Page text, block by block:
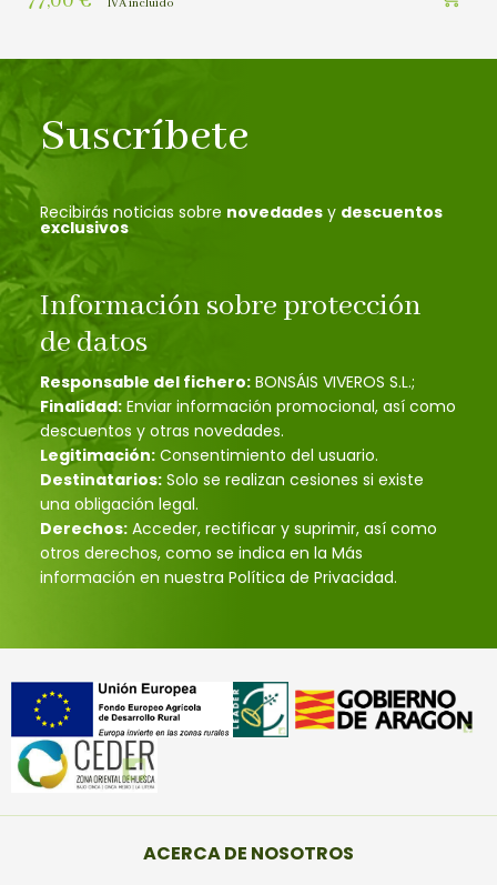
IVA incluído
Suscríbete
Recibirás noticias sobre novedades y descuentos
exclusivos
Información sobre protección
de datos
Responsable del fichero: BONSÁIS VIVEROS S.L.;
Finalidad: Enviar información promocional, así como
descuentos y otras novedades.
Legitimación: Consentimiento del usuario.
Destinatarios: Solo se realizan cesiones si existe
una obligación legal.
Derechos: Acceder, rectificar y suprimir, así como
otros derechos, como se indica en la Más
información en nuestra Política de Privacidad.
ACERCA DE NOSOTROS